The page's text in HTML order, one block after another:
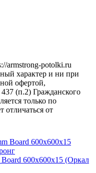
armstrong-potolki.ru
характер и ни при
офертой,
(п.2) Гражданского
только по
отличаться от
600x600x15 (Оркал